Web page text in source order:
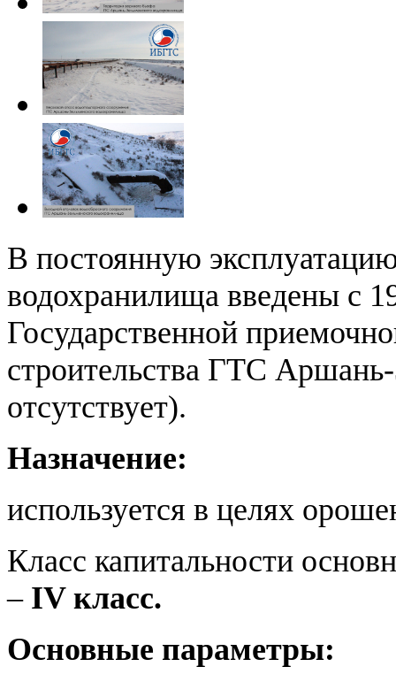
В постоянную
водохранилища введены с
Государственной
строительства ГТС
отсутствует).
Назначение:
используется в целях
Класс капитальности
– IV класс.
Основные параметры: